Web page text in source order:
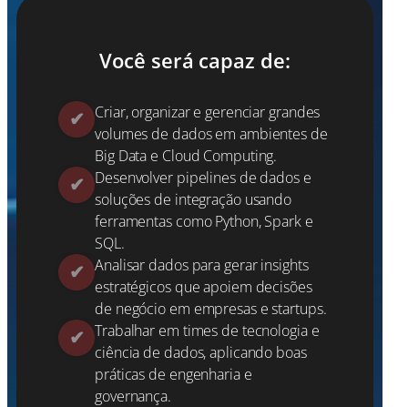
Você será capaz de:
Criar, organizar e gerenciar grandes
volumes de dados em ambientes de
Big Data e Cloud Computing.
Desenvolver pipelines de dados e
soluções de integração usando
ferramentas como Python, Spark e
SQL.
Analisar dados para gerar insights
estratégicos que apoiem decisões
de negócio em empresas e startups.
Trabalhar em times de tecnologia e
ciência de dados, aplicando boas
práticas de engenharia e
governança.